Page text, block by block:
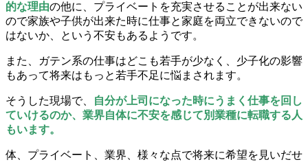
的な理由の他に、プライベートを充実させることが出来ない
ので家族や子供が出来た時に仕事と家庭を両立できないので
はないか、という不安もあるようです。
また、ガテン系の仕事はどこも若手が少なく、少子化の影響
もあって将来はもっと若手不足に悩まされます。
そうした現場で、
自分が上司になった時にうまく仕事を回し
ていけるのか、業界自体に不安を感じて別業種に転職する人
もいます。
体、プライベート、業界、様々な点で将来に希望を見いだせ